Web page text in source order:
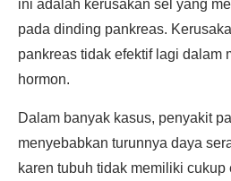
ini adalah kerusakan sel yang
pada dinding pankreas.
pankreas tidak efektif lagi dalam
hormon.
Dalam banyak kasus, penyakit
menyebabkan turunnya daya
karen tubuh tidak memiliki